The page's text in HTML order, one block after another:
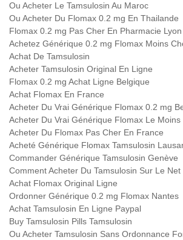
Ou Acheter Le Tamsulosin Au Maroc
Ou Acheter Du Flomax 0.2 mg En Thailande
Flomax 0.2 mg Pas Cher En Pharmacie Lyon
Achetez Générique 0.2 mg Flomax Moins
Achat De Tamsulosin
Acheter Tamsulosin Original En Ligne
Flomax 0.2 mg Achat Ligne Belgique
Achat Flomax En France
Acheter Du Vrai Générique Flomax 0.2 mg
Acheter Du Vrai Générique Flomax Le Moins
Acheter Du Flomax Pas Cher En France
Acheté Générique Flomax Tamsulosin
Commander Générique Tamsulosin Genève
Comment Acheter Du Tamsulosin Sur Le Net
Achat Flomax Original Ligne
Ordonner Générique 0.2 mg Flomax Nantes
Achat Tamsulosin En Ligne Paypal
Buy Tamsulosin Pills Tamsulosin
Ou Acheter Tamsulosin Sans Ordonnance